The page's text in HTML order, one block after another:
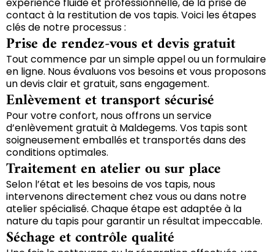
contact à la restitution de vos tapis. Voici les étapes
clés de notre processus :
Prise de rendez-vous et devis gratuit
Tout commence par un simple appel ou un formulaire
en ligne. Nous évaluons vos besoins et vous proposons
un devis clair et gratuit, sans engagement.
Enlèvement et transport sécurisé
Pour votre confort, nous offrons un service
d’enlèvement gratuit à Maldegems. Vos tapis sont
soigneusement emballés et transportés dans des
conditions optimales.
Traitement en atelier ou sur place
Selon l’état et les besoins de vos tapis, nous
intervenons directement chez vous ou dans notre
atelier spécialisé. Chaque étape est adaptée à la
nature du tapis pour garantir un résultat impeccable.
Séchage et contrôle qualité